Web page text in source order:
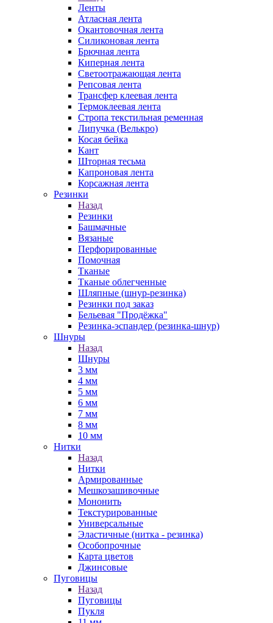
Ленты
Атласная лента
Окантовочная лента
Силиконовая лента
Брючная лента
Киперная лента
Светоотражающая лента
Репсовая лента
Трансфер клеевая лента
Термоклеевая лента
Стропа текстильная ременная
Липучка (Велькро)
Косая бейка
Кант
Шторная тесьма
Капроновая лента
Корсажная лента
Резинки
Назад
Резинки
Башмачные
Вязаные
Перфорированные
Помочная
Тканые
Тканые облегченные
Шляпные (шнур-резинка)
Резинки под заказ
Бельевая "Продёжка"
Резинка-эспандер (резинка-шнур)
Шнуры
Назад
Шнуры
3 мм
4 мм
5 мм
6 мм
7 мм
8 мм
10 мм
Нитки
Назад
Нитки
Армированные
Мешкозашивочные
Мононить
Текстурированные
Универсальные
Эластичные (нитка - резинка)
Особопрочные
Карта цветов
Джинсовые
Пуговицы
Назад
Пуговицы
Пукля